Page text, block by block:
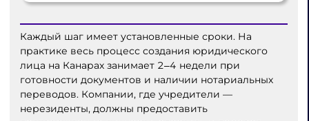
Каждый шаг имеет установленные сроки. На
практике весь процесс создания юридического
лица на Канарах занимает 2‒4 недели при
готовности документов и наличии нотариальных
переводов. Компании, где учредители —
нерезиденты, должны предоставить